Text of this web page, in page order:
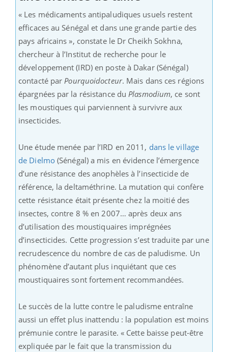
« Les médicaments antipaludiques usuels restent
efficaces au Sénégal et dans une grande partie des
pays africains », constate le Dr Cheikh Sokhna,
chercheur à l’Institut de recherche pour le
développement (IRD) en poste à Dakar (Sénégal)
contacté parPourquoidocteur. Mais dans ces régions
épargnées par la résistance duPlasmodium, ce sont
les moustiques qui parviennent à survivre aux
insecticides.
Une étude menée par l’IRD en 2011, dans le village
de Dielmo(Sénégal) a mis en évidence l’émergence
d’une résistance des anophèles à l’insecticide de
référence, la deltaméthrine. La mutation qui confère
cette résistance était présente chez la moitié des
insectes, contre 8 % en 2007… après deux ans
d’utilisation des moustiquaires imprégnées
d’insecticides. Cette progression s’est traduite par une
recrudescence du nombre de cas de paludisme. Un
phénomène d’autant plus inquiétant que ces
moustiquaires sont fortement recommandées.
Le succès de la lutte contre le paludisme entraîne
aussi un effet plus inattendu : la population est moins
prémunie contre le parasite. « Cette baisse peut-être
expliquée par le fait que la transmission du